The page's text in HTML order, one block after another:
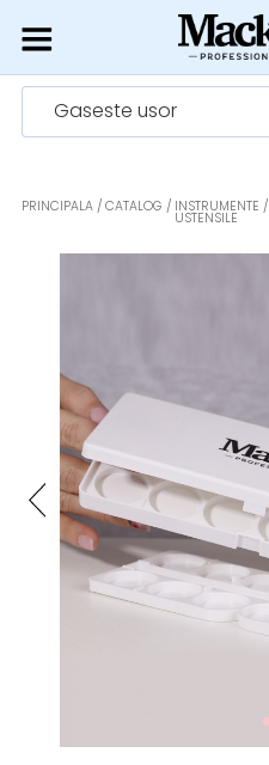
Gaseste usor
PRINCIPALA CATALOG INSTRUMENTE /
USTENSILE